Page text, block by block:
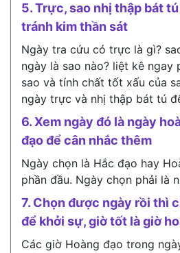
5. Trực, sao nhị thập bát
tránh kim thần sát
Ngày tra cứu có trực là gì?
ngày là sao nào? liệt kê ngay
sao và tính chất tốt xấu của
ngày trực và nhị thập bát tú
6. Xem ngày đó là ngày
đạo để cân nhắc thêm
Ngày chọn là Hắc đạo hay
phần đầu. Ngày chọn phải là
7. Chọn được ngày rồi thì
để khởi sự, giờ tốt là giờ
Các giờ Hoàng đạo trong